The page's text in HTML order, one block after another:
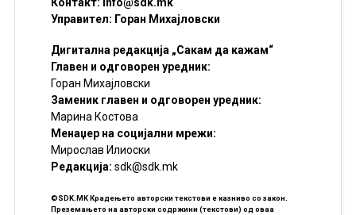
Управител: Горан Михајловски
Дигитална редакција „Сакам да кажам“
Главен и одговорен уредник:
Горан Михајловски
Заменик главен и одговорен уредник:
Марина Костова
Менаџер на социјални мрежи:
Мирослав Илиоски
Редакцијa: sdk@sdk.mk
©SDK.MK Крадењето авторски текстови е казниво со закон.
Преземањето на авторски содржини (текстови) од оваа